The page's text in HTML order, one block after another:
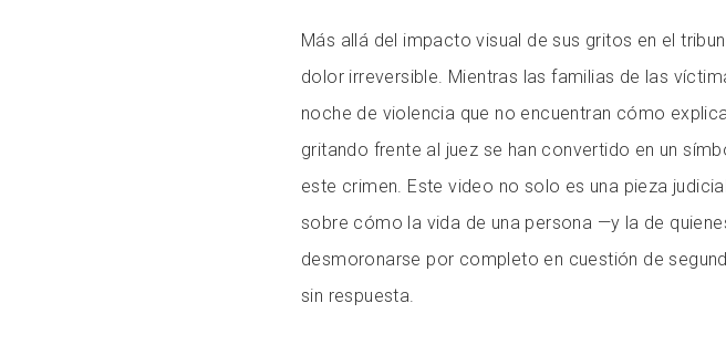
Más allá del impacto visual de sus gritos en el
dolor irreversible. Mientras las familias de las
noche de violencia que no encuentran cómo
gritando frente al juez se han convertido en un
este crimen. Este video no solo es una pieza
sobre cómo la vida de una persona —y la de
desmoronarse por completo en cuestión de
sin respuesta.